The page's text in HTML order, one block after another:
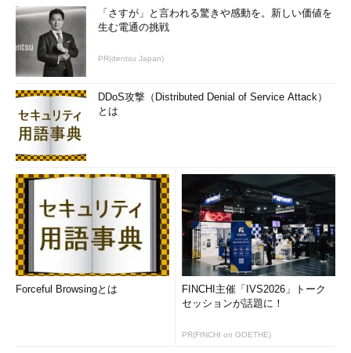
「さすが」と言われる驚きや感動を。新しい価値を
生む電通の挑戦
PR(dentsu Japan)
DDoS攻撃（Distributed Denial of Service Attack）
とは
Forceful Browsingとは
FINCHI主催「IVS2026」トーク
セッションが話題に！
PR(FINCHI on GOETHE)